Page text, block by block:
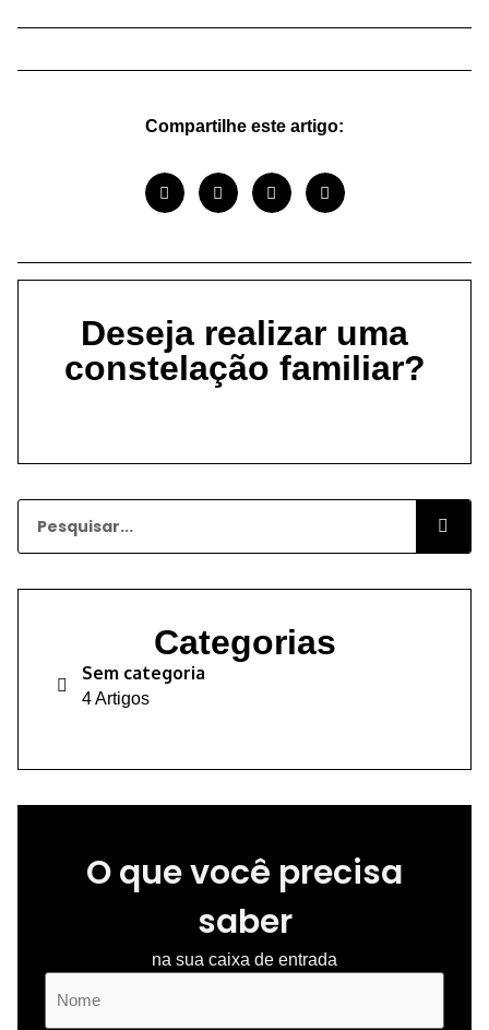
Compartilhe este artigo:
Deseja realizar uma
constelação familiar?
Categorias
Sem categoria
4 Artigos
O que você precisa
saber
na sua caixa de entrada